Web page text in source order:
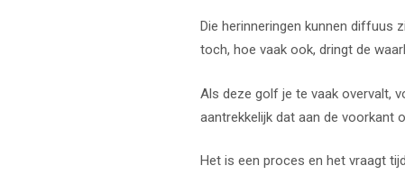
Die herinneringen kunnen diffuus
toch, hoe vaak ook, dringt de
Als deze golf je te vaak overvalt,
aantrekkelijk dat aan de voorkant
Het is een proces en het vraagt